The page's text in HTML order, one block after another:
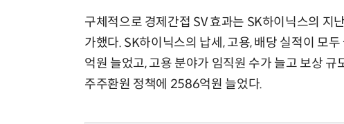
구체적으로 경제간접 SV 효과는 SK하이닉스의 지
가했다. SK하이닉스의 납세, 고용, 배당 실적이 모
억원 늘었고, 고용 분야가 임직원 수가 늘고 보상
주주환원 정책에 2586억원 늘었다.